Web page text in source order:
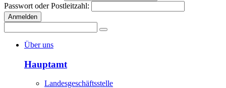
Passwort oder Postleitzahl:
Anmelden
Über uns
Hauptamt
Landesgeschäftsstelle